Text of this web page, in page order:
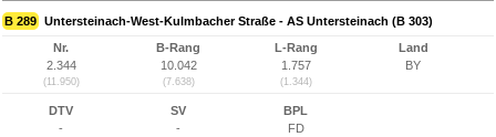
B 289 Untersteinach-West-Kulmbacher Straße - AS Untersteinach (B 303)
Nr.
2.344
(11.950)
B-Rang
10.042
(7.638)
L-Rang
1.757
(1.344)
Land
BY
DTV
-
SV
-
BPL
FD